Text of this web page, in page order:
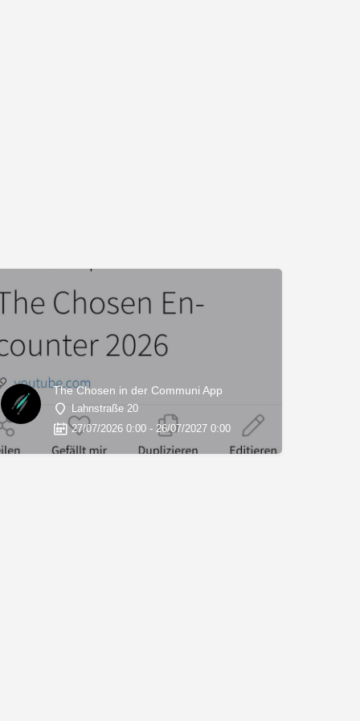
The Chosen in der Communi App
Lahnstraße 20
27/07/2026 0:00 - 26/07/2027 0:00